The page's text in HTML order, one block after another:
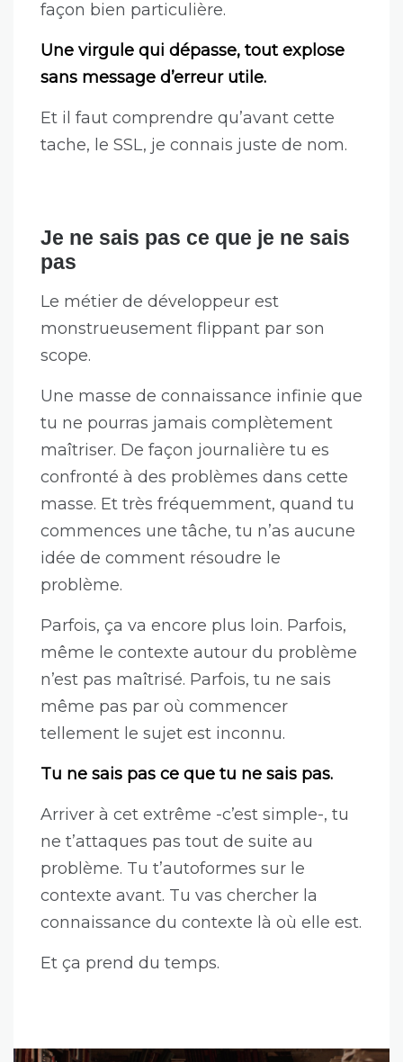
façon bien particulière.
Une virgule qui dépasse, tout explose
sans message d’erreur utile.
Et il faut comprendre qu’avant cette
tache, le SSL, je connais juste de nom.
Je ne sais pas ce que je ne sais
pas
Le métier de développeur est
monstrueusement flippant par son
scope.
Une masse de connaissance infinie que
tu ne pourras jamais complètement
maîtriser. De façon journalière tu es
confronté à des problèmes dans cette
masse. Et très fréquemment, quand tu
commences une tâche, tu n’as aucune
idée de comment résoudre le
problème.
Parfois, ça va encore plus loin. Parfois,
même le contexte autour du problème
n’est pas maîtrisé. Parfois, tu ne sais
même pas par où commencer
tellement le sujet est inconnu.
Tu ne sais pas ce que tu ne sais pas.
Arriver à cet extrême -c’est simple-, tu
ne t’attaques pas tout de suite au
problème. Tu t’autoformes sur le
contexte avant. Tu vas chercher la
connaissance du contexte là où elle est.
Et ça prend du temps.